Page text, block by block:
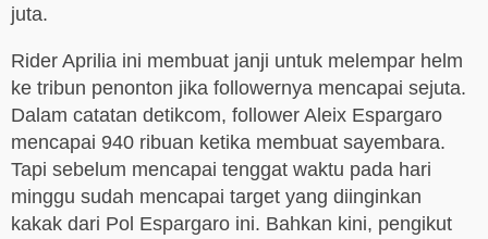
juta.
Rider Aprilia ini membuat janji untuk melempar helm
ke tribun penonton jika followernya mencapai sejuta.
Dalam catatan detikcom, follower Aleix Espargaro
mencapai 940 ribuan ketika membuat sayembara.
Tapi sebelum mencapai tenggat waktu pada hari
minggu sudah mencapai target yang diinginkan
kakak dari Pol Espargaro ini. Bahkan kini, pengikut